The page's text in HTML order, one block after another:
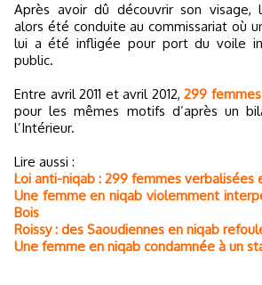
Après avoir dû découvrir son visage,
alors été conduite au commissariat où
lui a été infligée pour port du voile
public.
Entre avril 2011 et avril 2012, 299
pour les mêmes motifs d’après un
l’Intérieur.
Lire aussi :
Loi anti-niqab : 299 femmes verbalisées
Une femme en niqab violemment
Bois
Roissy : des Saoudiennes en niqab
Une femme en niqab condamnée à un